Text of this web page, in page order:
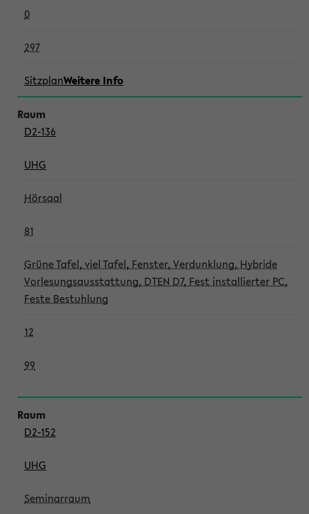
0
297
SitzplanWeitere Info
D2-136
UHG
Hörsaal
81
Grüne Tafel, viel Tafel, Fenster, Verdunklung, Hybride
Vorlesungsausstattung, DTEN D7, Fest installierter PC,
Feste Bestuhlung
12
99
D2-152
UHG
Seminarraum